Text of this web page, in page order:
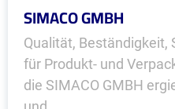
SIMACO GMBH
Qualität, Beständigkeit,
für Produkt- und
die SIMACO GMBH